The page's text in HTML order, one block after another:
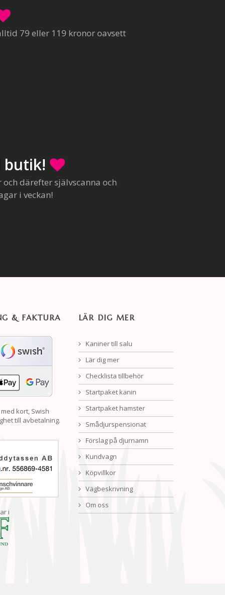
79 eller 119 kronor oavsett
butik!
därefter självscanna och
i veckan!
& FAKTURA
kort, Swish
till avbetalning.
i
LÄR DIG MER
Kaniner till salu
Lär dig mer
Checklista tillbehör
Startpaket kanin
Startpaket hamster
Smådjurspensionat
Förslag på djurnamn
Kundvagn
Köpvillkor
Vägbeskrivning
Om oss